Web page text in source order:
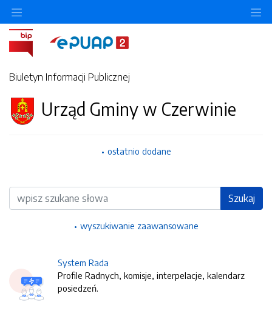
Biuletyn Informacji Publicznej
Urząd Gminy w Czerwinie
ostatnio dodane
Wyszukiwarka Szukaj
wyszukiwanie zaawansowane
System Rada
Profile Radnych, komisje, interpelacje, kalendarz
posiedzeń.